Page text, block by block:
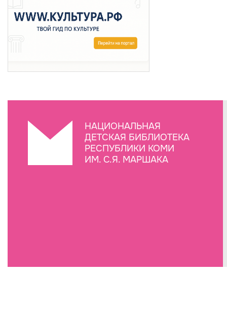
НАЦИОНАЛЬНАЯ
ДЕТСКАЯ БИБЛИОТЕКА
РЕСПУБЛИКИ КОМИ
ИМ. С.Я. МАРШАКА